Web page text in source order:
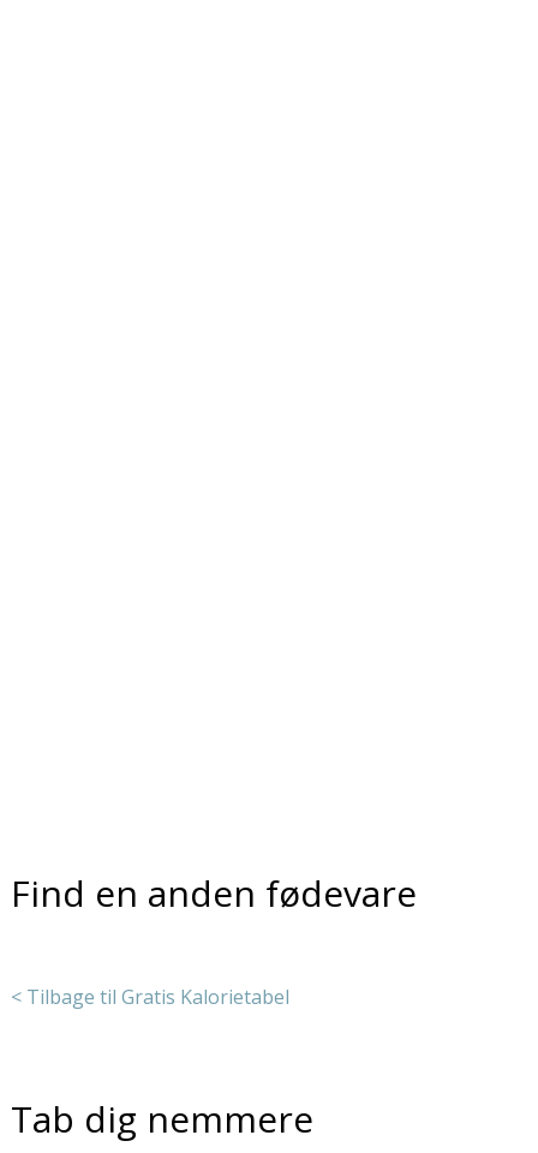
Find en anden fødevare
< Tilbage til Gratis Kalorietabel
Tab dig nemmere